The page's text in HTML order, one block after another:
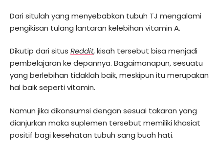
Dari situlah yang menyebabkan tubuh TJ mengalami
pengikisan tulang lantaran kelebihan vitamin A.
Dikutip dari situs Reddit, kisah tersebut bisa menjadi
pembelajaran ke depannya. Bagaimanapun, sesuatu
yang berlebihan tidaklah baik, meskipun itu merupakan
hal baik seperti vitamin.
Namun jika dikonsumsi dengan sesuai takaran yang
dianjurkan maka suplemen tersebut memiliki khasiat
positif bagi kesehatan tubuh sang buah hati.